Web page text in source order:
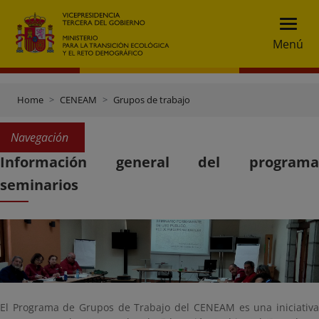
Menú
Home CENEAM Grupos de trabajo
Navegación
Información general del programa
seminarios
El Programa de Grupos de Trabajo del CENEAM es una iniciativa